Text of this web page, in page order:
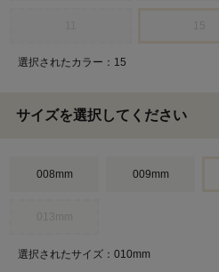
選択されたカラー：15
サイズを選択してください
008mm 009mm
選択されたサイズ：010mm